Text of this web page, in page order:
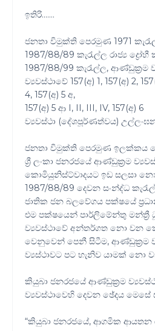
ඉතිරි.......
ජනතා විමුක්ති පෙරමුණ 1971
1987/88/89 කැරැල්ල රාජ්‍ය ද්‍රෝහී
1987/88/99 කැරැල්ල, ආණ්ඩුක්‍රම
ව්‍යවස්ථාවේ 157(අ) 1, 157(අ) 2,
4, 157(අ) 5 අ,
157(අ) 5 ආ I, II, III, IV, 157(අ) 6
ව්‍යවස්ථා (දේශපූර්ණත්වය)
ජනතා විමුක්ති පෙරමුණ ඉලක්කය
ශ්‍රී ලංකා ජනරජයේ ආණ්ඩුක්‍රම
කොමියුනිස්ට්වාදයට ඉඩ සලසා
1987/88/89 දෙවන සංන්ද්ධ
ජාතික ජන බලවේගය පක්ෂයේ
එම පක්ෂයෙන් පාර්ලිමේන්‍තු මන්ත්‍රී
ව්‍යවස්ථාවේ අන්තර්ගත නො වන
වෙනුවෙන් පෙනී සිටීම, ආණ්ඩුක්‍රම
ව්‍යස්ථාවට පට හැනිව යාමක් නො
කියුබා ජනරජයේ ආණ්ඩුක්‍රම
ව්‍යවස්ථාවෙහි දෙවන ඡේදය මෙසේ
“කියුබා ජනරජයේ, ආගමික ආයතන